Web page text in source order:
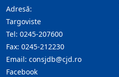
Adresă:
Targoviste
Tel: 0245-207600
Fax: 0245-212230
Email: consjdb@cjd.ro
Facebook